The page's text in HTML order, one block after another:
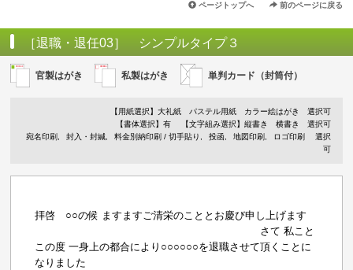
ページトップへ 前のページに戻る
［退職・退任03］ シンプルタイプ３
官製はがき 私製はがき 単判カード（封筒付）
【用紙選択】 大礼紙 パステル用紙 カラー絵はがき
選択可
【書体選択】有
【文字組み選択】縦書き 横書き 選択可
宛名印刷
封入・封緘 料金別納印刷 / 切手貼り 投函 地図印刷 ロゴ印刷
選択
可
拝啓 ○○の候 ますますご清栄のこととお慶び申し上げます
さて 私こと
この度 一身上の都合により○○○○○○を退職させて頂くことに
なりました